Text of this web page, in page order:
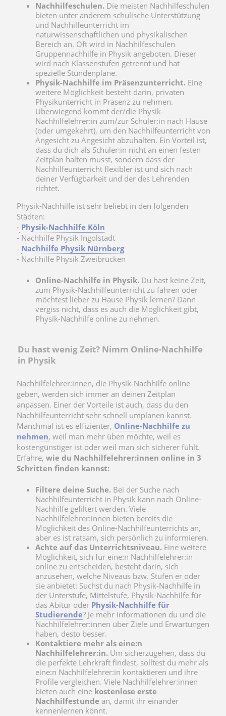
Nachhilfeschulen. Die meisten Nachhilfeschulen
bieten unter anderem schulische Unterstützung
und Nachhilfeunterricht im
naturwissenschaftlichen und physikalischen
Bereich an. Oft wird in Nachhilfeschulen
Gruppennachhilfe in Physik angeboten. Dieser
wird nach Klassenstufen getrennt und hat
spezielle Stundenpläne.
Physik-Nachhilfe im Präsenzunterricht. Eine
weitere Möglichkeit besteht darin, privaten
Physikunterricht in Präsenz zu nehmen.
Überwiegend kommt der/die Physik-
Nachhilfelehrer:in zum/zur Schüler:in nach Hause
(oder umgekehrt), um den Nachhilfeunterricht von
Angesicht zu Angesicht abzuhalten. Ein Vorteil ist,
dass du dich als Schüler:in nicht an einen festen
Zeitplan halten musst, sondern dass der
Nachhilfeunterricht flexibler ist und sich nach
deiner Verfügbarkeit und der des Lehrenden
richtet.
Physik-Nachhilfe ist sehr beliebt in den folgenden
Städten:
- Physik-Nachhilfe Köln
- Nachhilfe Physik Ingolstadt
- Nachhilfe Physik Nürnberg
- Nachhilfe Physik Zweibrücken
Online-Nachhilfe in Physik. Du hast keine Zeit,
zum Physik-Nachhilfeunterricht zu fahren oder
möchtest lieber zu Hause Physik lernen? Dann
vergiss nicht, dass es auch die Möglichkeit gibt,
Physik-Nachhilfe online zu nehmen.
Du hast wenig Zeit? Nimm Online-Nachhilfe
in Physik
Nachhilfelehrer:innen, die Physik-Nachhilfe online
geben, werden sich immer an deinen Zeitplan
anpassen. Einer der Vorteile ist auch, dass du den
Nachhilfeunterricht sehr schnell umplanen kannst.
Manchmal ist es effizienter, Online-Nachhilfe zu
nehmen, weil man mehr üben möchte, weil es
kostengünstiger ist oder weil man sich sicherer fühlt.
Erfahre, wie du Nachhilfelehrer:innen online in 3
Schritten finden kannst:
Filtere deine Suche. Bei der Suche nach
Nachhilfeunterricht in Physik kann nach Online-
Nachhilfe gefiltert werden. Viele
Nachhilfelehrer:innen bieten bereits die
Möglichkeit des Online-Nachhilfeunterrichts an,
aber es ist ratsam, sich persönlich zu informieren.
Achte auf das Unterrichtsniveau. Eine weitere
Möglichkeit, sich für eine:n Nachhilfelehrer:in
online zu entscheiden, besteht darin, sich
anzusehen, welche Niveaus bzw. Stufen er oder
sie anbietet: Suchst du nach Physik-Nachhilfe in
der Unterstufe, Mittelstufe, Physik-Nachhilfe für
das Abitur oder Physik-Nachhilfe für
Studierende? Je mehr Informationen du und die
Nachhilfelehrer:innen über Ziele und Erwartungen
haben, desto besser.
Kontaktiere mehr als eine:n
Nachhilfelehrer:in. Um sicherzugehen, dass du
die perfekte Lehrkraft findest, solltest du mehr als
eine:n Nachhilfelehrer:in kontaktieren und ihre
Profile vergleichen. Viele Nachhilfelehrer:innen
bieten auch eine kostenlose erste
Nachhilfestunde an, damit ihr einander
kennenlernen könnt.